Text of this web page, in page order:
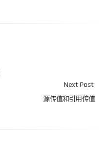
Next Post
源传值和引用传值